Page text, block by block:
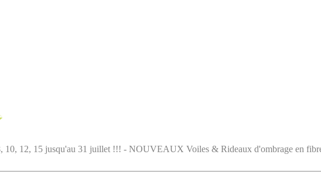
12, 15 jusqu'au 31 juillet !!! - NOUVEAUX Voiles & Rideaux d'ombrage en